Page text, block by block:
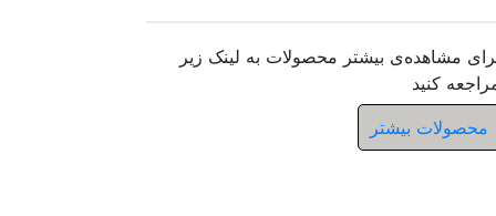
مشاهده‌ی بیشتر محصولات به لینک زیر
کنید
محصولات بیشتر